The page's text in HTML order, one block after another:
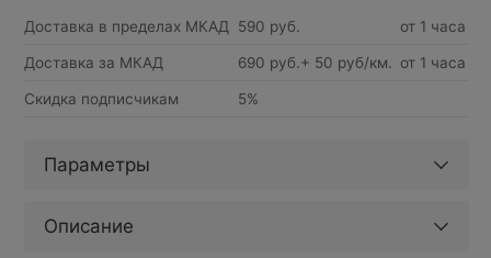
Доставка в пределах МКАД 590 руб. от 1 часа
Доставка за МКАД 690 руб.+ 50 руб/км. от 1 часа
Скидка подписчикам 5%
Параметры
Описание